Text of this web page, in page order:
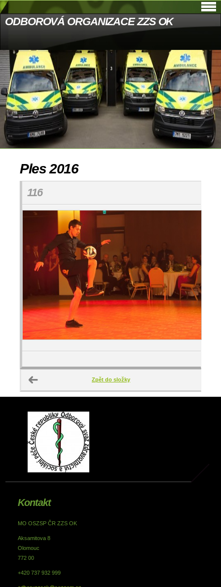
ODBOROVÁ ORGANIZACE ZZS OK
Ples 2016
116
Zpět do složky
Kontakt
MO OSZSP ČR ZZS OK
Aksamitova 8
Olomouc
772 00
+420 737 932 999